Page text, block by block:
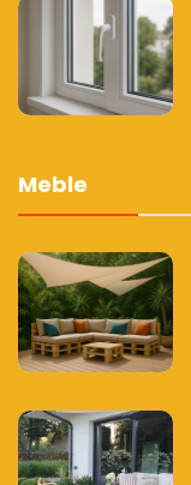
Meble